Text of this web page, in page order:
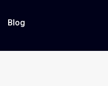
Blog